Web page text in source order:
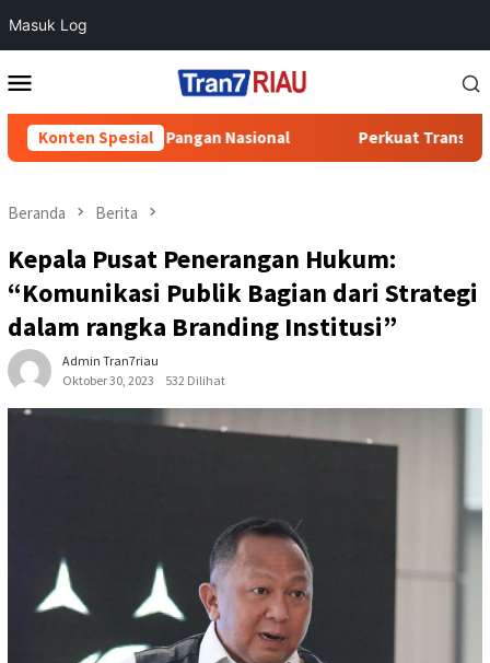
Masuk Log
ke
Mobile
Konten Spesial
Pangan Nasional Perkuat Transformasi Layanan,
Beranda Berita
Kepala Pusat Penerangan Hukum:
“Komunikasi Publik Bagian dari Strategi
dalam rangka Branding Institusi”
Admin Tran7riau
Oktober 30, 2023
532 Dilihat